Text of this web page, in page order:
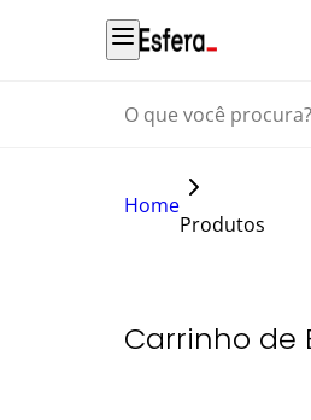
O que você procura?
Home
Produtos
Carrinho de